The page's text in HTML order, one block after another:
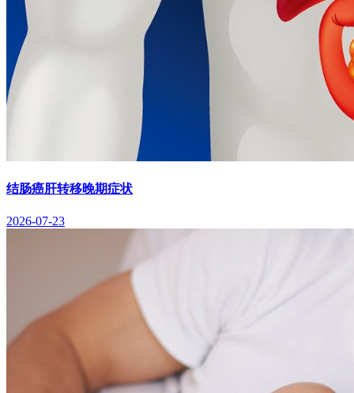
结肠癌肝转移晚期症状
2026-07-23